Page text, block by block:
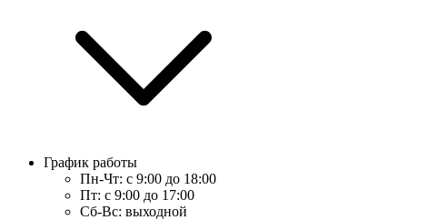
График работы
Пн-Чт: с 9:00 до 18:00
Пт: с 9:00 до 17:00
Сб-Вс: выходной